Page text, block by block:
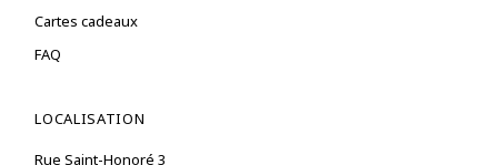
Cartes cadeaux
FAQ
LOCALISATION
Rue Saint-Honoré 3